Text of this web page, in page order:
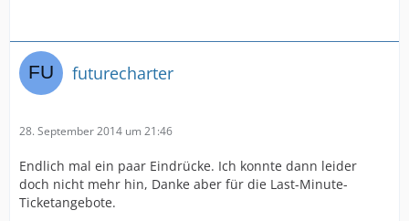
futurecharter
28. September 2014 um 21:46
Endlich mal ein paar Eindrücke. Ich konnte dann leider
doch nicht mehr hin, Danke aber für die Last-Minute-
Ticketangebote.